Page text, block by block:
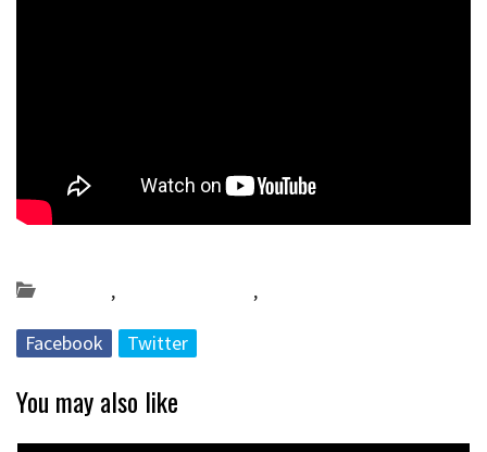
, ,
Facebook Twitter
You may also like